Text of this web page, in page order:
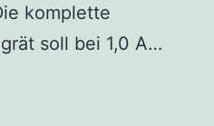
komplette
soll bei 1,0 A…